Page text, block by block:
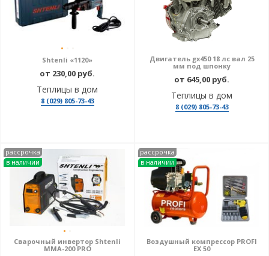
Shtenli «1120»
от 230,00 руб.
Теплицы в дом
8 (029) 805-73-43
Двигатель gx450 18 лс вал 25
мм под шпонку
от 645,00 руб.
Теплицы в дом
8 (029) 805-73-43
рассрочка
в наличии
Сварочный инвертор Shtenli
MMA-200 PRO
рассрочка
в наличии
Воздушный компрессор PROFI
EX 50